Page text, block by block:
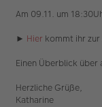
e
B
t
a
g
Am 09.11. um
► Hier kommt ihr
Einen Überblick über
Herzliche Grüße,
Katharine